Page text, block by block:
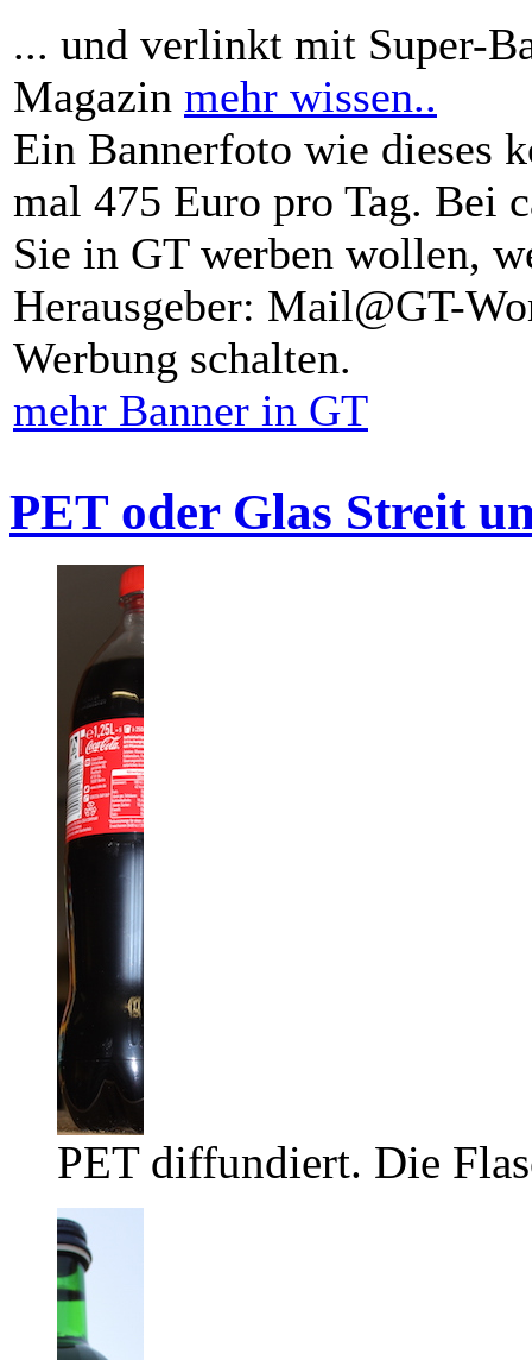
... und verlinkt mit Super-
Magazin mehr wissen..
Ein Bannerfoto wie dieses
mal 475 Euro pro Tag. Bei
Sie in GT werben wollen,
Herausgeber: Mail@GT-
Werbung schalten.
mehr Banner in GT
PET oder Glas Streit
PET diffundiert. Die